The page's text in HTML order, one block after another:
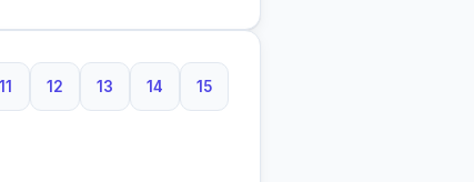
11
11 Buchstaben
12
12 Buchstaben
13
13 Buchstaben
14
14 Buchstaben
15
15 Buchstaben